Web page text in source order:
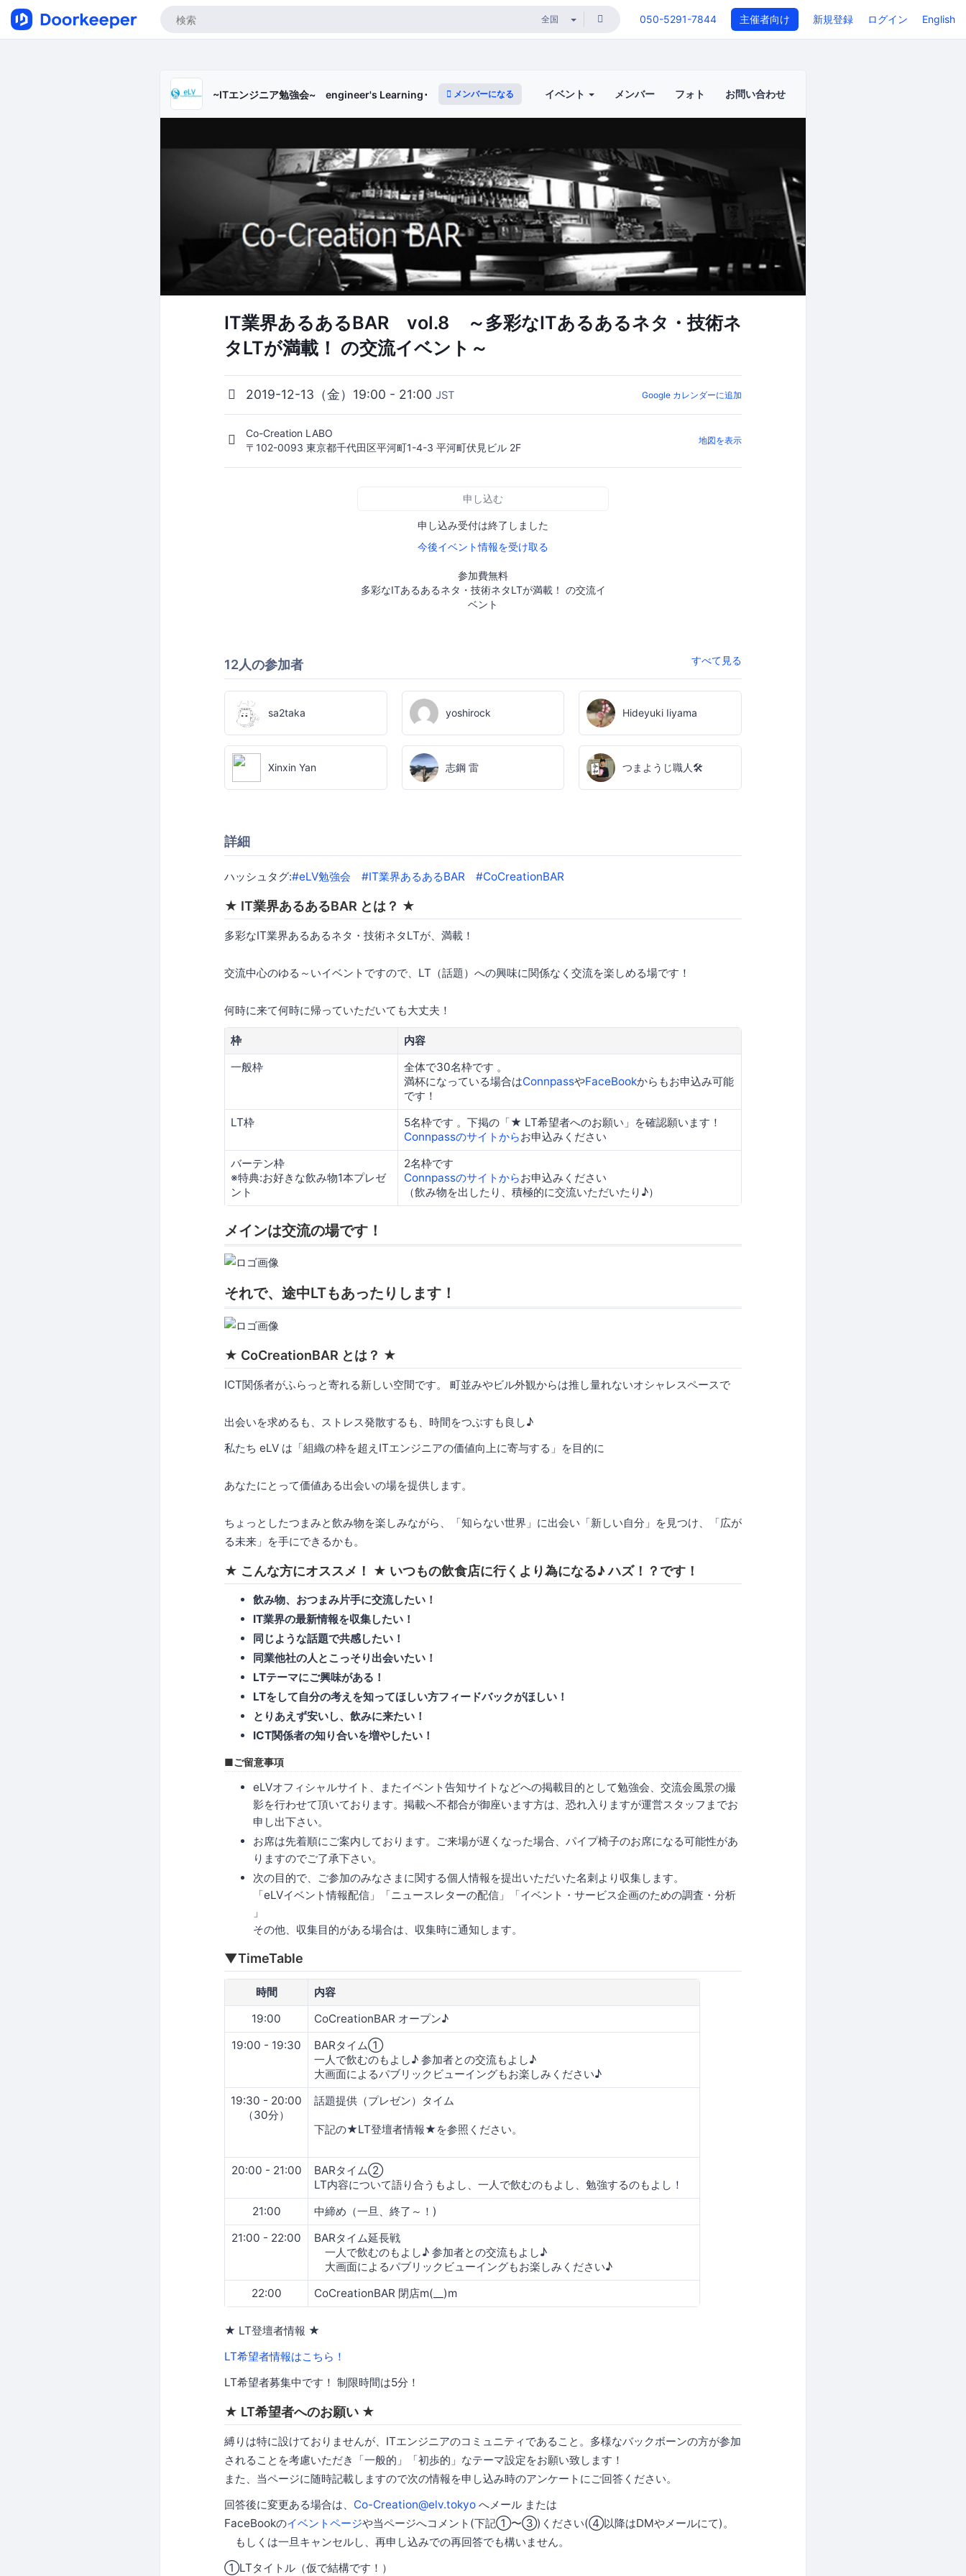
050-5291-7844 主催者向け 新規登録 ログイン English
~ITエンジニア勉強会~ engineer's Learning･Vesperメンバーになる イベント メンバー フォト お問い合わせ
IT業界あるあるBAR vol.8 ～多彩なITあるあるネタ・技術ネ
タLTが満載！ の交流イベント～
2019-12-13（金）19:00 - 21:00 JST Google カレンダーに追加
Co-Creation LABO
〒102-0093 東京都千代田区平河町1-4-3 平河町伏見ビル 2F
地図を表示
申し込む
申し込み受付は終了しました
今後イベント情報を受け取る
参加費無料
多彩なITあるあるネタ・技術ネタLTが満載！ の交流イ
ベント
12人の参加者 すべて見る
sa2taka yoshirock Hideyuki Iiyama
Xinxin Yan 志鋼 雷 つまようじ職人🛠
詳細
ハッシュタグ:#eLV勉強会 #IT業界あるあるBAR #CoCreationBAR
★ IT業界あるあるBAR とは？ ★
多彩なIT業界あるあるネタ・技術ネタLTが、満載！
交流中心のゆる～いイベントですので、LT（話題）への興味に関係なく交流を楽しめる場です！
何時に来て何時に帰っていただいても大丈夫！
枠
内容
一般枠
全体で30名枠です 。
満杯になっている場合はConnpassやFaceBookからもお申込み可能
です！
LT枠
5名枠です 。下掲の「★ LT希望者へのお願い」を確認願います！
Connpassのサイトからお申込みください
バーテン枠
※特典:お好きな飲み物1本プレゼ
ント
2名枠です
Connpassのサイトからお申込みください
（飲み物を出したり、積極的に交流いただいたり♪）
メインは交流の場です！
それで、途中LTもあったりします！
★ CoCreationBAR とは？ ★
ICT関係者がふらっと寄れる新しい空間です。 町並みやビル外観からは推し量れないオシャレスペースで
出会いを求めるも、ストレス発散するも、時間をつぶすも良し♪
私たち eLV は「組織の枠を超えITエンジニアの価値向上に寄与する」を目的に
あなたにとって価値ある出会いの場を提供します。
ちょっとしたつまみと飲み物を楽しみながら、「知らない世界」に出会い「新しい自分」を見つけ、「広が
る未来」を手にできるかも。
★ こんな方にオススメ！ ★ いつもの飲食店に行くより為になる♪ ハズ！？です！
飲み物、おつまみ片手に交流したい！
IT業界の最新情報を収集したい！
同じような話題で共感したい！
同業他社の人とこっそり出会いたい！
LTテーマにご興味がある！
LTをして自分の考えを知ってほしい方フィードバックがほしい！
とりあえず安いし、飲みに来たい！
ICT関係者の知り合いを増やしたい！
■ご留意事項
eLVオフィシャルサイト、またイベント告知サイトなどへの掲載目的として勉強会、交流会風景の撮
影を行わせて頂いております。掲載へ不都合が御座います方は、恐れ入りますが運営スタッフまでお
申し出下さい。
お席は先着順にご案内しております。ご来場が遅くなった場合、パイプ椅子のお席になる可能性があ
りますのでご了承下さい。
次の目的で、ご参加のみなさまに関する個人情報を提出いただいた名刺より収集します。
「eLVイベント情報配信」「ニュースレターの配信」「イベント・サービス企画のための調査・分析
」
その他、収集目的がある場合は、収集時に通知します。
▼TimeTable
時間
内容
19:00
CoCreationBAR オープン♪
19:00 - 19:30
BARタイム①
一人で飲むのもよし♪ 参加者との交流もよし♪
大画面によるパブリックビューイングもお楽しみください♪
19:30 - 20:00
（30分）
話題提供（プレゼン）タイム
下記の★LT登壇者情報★を参照ください。
20:00 - 21:00
BARタイム②
LT内容について語り合うもよし、一人で飲むのもよし、勉強するのもよし！
21:00
中締め（一旦、終了～！)
21:00 - 22:00
BARタイム延長戦
一人で飲むのもよし♪ 参加者との交流もよし♪
大画面によるパブリックビューイングもお楽しみください♪
22:00
CoCreationBAR 閉店m(__)m
★ LT登壇者情報 ★
LT希望者情報はこちら！
LT希望者募集中です！ 制限時間は5分！
★ LT希望者へのお願い ★
縛りは特に設けておりませんが、ITエンジニアのコミュニティであること。多様なバックボーンの方が参加
されることを考慮いただき「一般的」「初歩的」なテーマ設定をお願い致します！
また、当ページに随時記載しますので次の情報を申し込み時のアンケートにご回答ください。
回答後に変更ある場合は、 Co-Creation@elv.tokyo へメール または
FaceBookのイベントページや当ページへコメント(下記①〜③)ください(④以降はDMやメールにて)。
もしくは一旦キャンセルし、再申し込みでの再回答でも構いません。
①LTタイトル（仮で結構です！）